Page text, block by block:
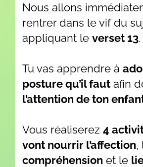
Nous allons
rentrer dans le vif du
appliquant le verset 13.
Tu vas apprendre à
posture qu’il faut afin
l’attention de ton
Vous réaliserez 4
vont nourrir l’affection,
compréhension et le